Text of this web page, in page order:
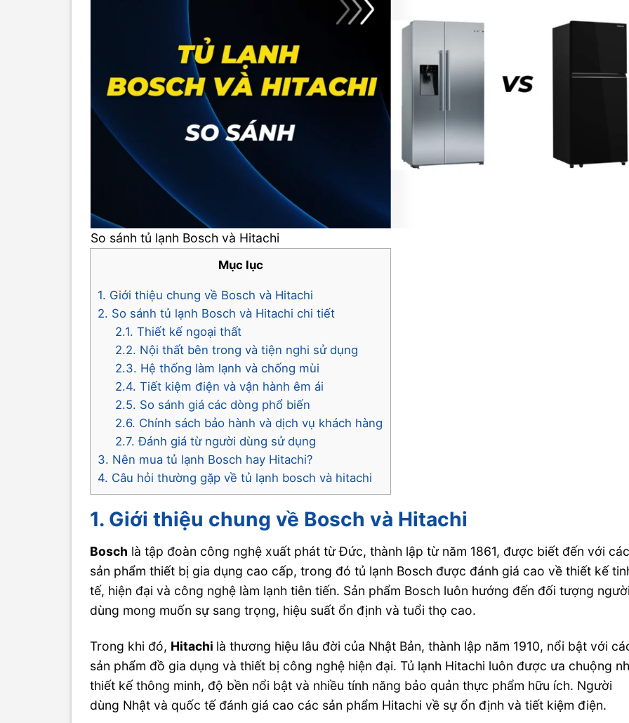
So sánh tủ lạnh Bosch và Hitachi
Mục lục
1. Giới thiệu chung về Bosch và Hitachi
2. So sánh tủ lạnh Bosch và Hitachi chi tiết
2.1. Thiết kế ngoại thất
2.2. Nội thất bên trong và tiện nghi sử dụng
2.3. Hệ thống làm lạnh và chống mùi
2.4. Tiết kiệm điện và vận hành êm ái
2.5. So sánh giá các dòng phổ biến
2.6. Chính sách bảo hành và dịch vụ khách hàng
2.7. Đánh giá từ người dùng sử dụng
3. Nên mua tủ lạnh Bosch hay Hitachi?
4. Câu hỏi thường gặp về tủ lạnh bosch và hitachi
1. Giới thiệu chung về Bosch và Hitachi
Bosch là tập đoàn công nghệ xuất phát từ Đức, thành lập từ năm 1861, được biết đến với
sản phẩm thiết bị gia dụng cao cấp, trong đó tủ lạnh Bosch được đánh giá cao về thiết kế
tế, hiện đại và công nghệ làm lạnh tiên tiến. Sản phẩm Bosch luôn hướng đến đối tượng
dùng mong muốn sự sang trọng, hiệu suất ổn định và tuổi thọ cao.
Trong khi đó, Hitachi là thương hiệu lâu đời của Nhật Bản, thành lập năm 1910, nổi bật với
sản phẩm đồ gia dụng và thiết bị công nghệ hiện đại. Tủ lạnh Hitachi luôn được ưa chuộng
thiết kế thông minh, độ bền nổi bật và nhiều tính năng bảo quản thực phẩm hữu ích. Người
dùng Nhật và quốc tế đánh giá cao các sản phẩm Hitachi về sự ổn định và tiết kiệm điện.